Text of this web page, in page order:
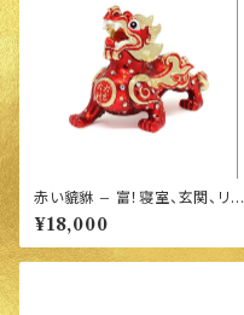
赤い貔貅 – 富！寝室、玄関、リビ
ングが南北にある方必須
¥18,000